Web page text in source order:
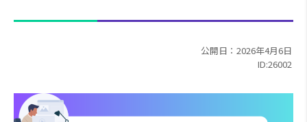
公開日：2026年4月6日
ID:26002